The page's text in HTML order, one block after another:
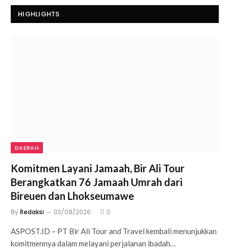
HIGHLIGHTS
DAERAH
Komitmen Layani Jamaah, Bir Ali Tour
Berangkatkan 76 Jamaah Umrah dari
Bireuen dan Lhokseumawe
ByRedaksi 03/08/2026 0
ASPOST.ID – PT Bir Ali Tour and Travel kembali menunjukkan
komitmennya dalam melayani perjalanan ibadah…